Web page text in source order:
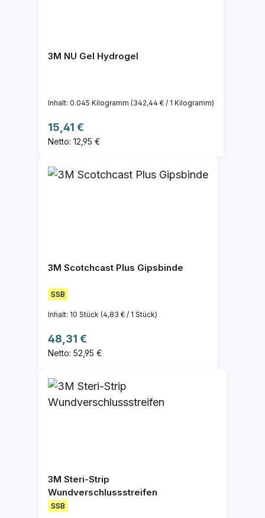
3M NU Gel Hydrogel
Inhalt: 0.045 Kilogramm (342,44 € / 1 Kilogramm)
Regulärer Preis:
15,41 €
Netto: 12,95 €
3M Scotchcast Plus Gipsbinde
SSB
Inhalt: 10 Stück (4,83 € / 1 Stück)
Regulärer Preis:
48,31 €
Netto: 52,95 €
3M Steri-Strip
Wundverschlussstreifen
SSB